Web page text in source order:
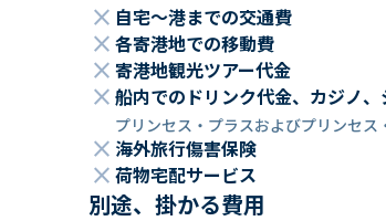
close 自宅～港までの交通費
close 各寄港地での移動費
close 寄港地観光ツアー代金
close 船内でのドリンク代金、カジノ
プリンセス・プラスおよびプリンセス
close 海外旅行傷害保険
close 荷物宅配サービス
別途、掛かる費用